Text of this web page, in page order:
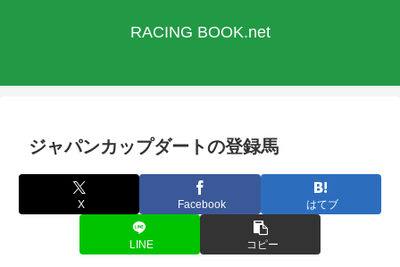
RACING BOOK.net
ジャパンカップダートの登録馬
X Facebook はてブ
LINE コピー